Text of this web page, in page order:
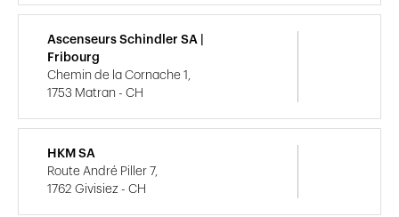
Ascenseurs Schindler SA |
Fribourg
Chemin de la Cornache 1,
1753 Matran - CH
HKM SA
Route André Piller 7,
1762 Givisiez - CH